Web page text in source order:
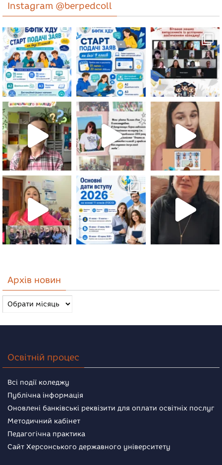
Instagram @berpedcoll
Архів новин
Архів
новин
Освітній процес
Всі події коледжу
Публічна інформація
Оновлені банківські реквізити для оплати освітніх послуг
Методичний кабінет
Педагогічна практика
Сайт Херсонського державного університету